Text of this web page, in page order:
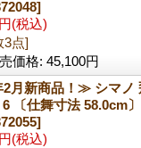
(税込)
3点]
価格: 45,100円
月新商品！≫ シマノ
6 〔仕舞寸法 58.0cm
(税込)